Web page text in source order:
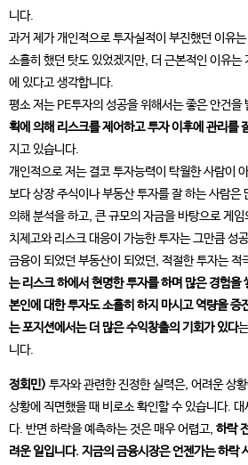
니다.
과거 제가 개인적으로 투자실적이 부진했던 이유
소홀히 했던 탓도 있었겠지만, 더 근본적인 이유는
에 있다고 생각합니다.
평소 저는 PE투자의 성공을 위해서는 좋은 안건을
획에 의해 리스크를 제어하고 투자 이후에 관리를
지고 있습니다.
개인적으로 저는 결코 투자능력이 탁월한 사람이
보다 상장 주식이나 부동산 투자를 잘 하는 사람은
의해 분석을 하고, 큰 규모의 자금을 바탕으로 게
치제고와 리스크 대응이 가능한 투자는 그만큼 성
금융이 되었던 부동산이 되었던, 적절한 투자는 적
는 리스크 하에서 현명한 투자를 하며 많은 경험을
본인에 대한 투자도 소홀히 하지 마시고 역량을 증
는 포지션에서는 더 많은 수익창출의 기회가 있다
니다.
정회민) 투자와 관련한 진정한 실력은, 어려운 상
상황에 직면했을 때 비로소 확인할 수 있습니다.
다. 반면 하락을 예측하는 것은 매우 어렵고, 하락
려운 일입니다. 지금의 금융시장은 언젠가는 하락